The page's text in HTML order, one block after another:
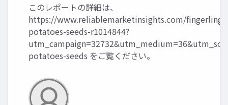
このレポートの詳細は、
https://www.reliablemarketinsights.com/fingerling-
potatoes-seeds-r1014844?
potatoes-seeds をご覧ください。